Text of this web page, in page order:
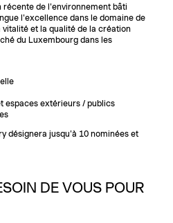
de l'environnement bâti
l'excellence dans le domaine de
et la qualité de la création
du Luxembourg dans les
espaces extérieurs / publics
désignera jusqu'à 10 nominées et
DE VOUS POUR